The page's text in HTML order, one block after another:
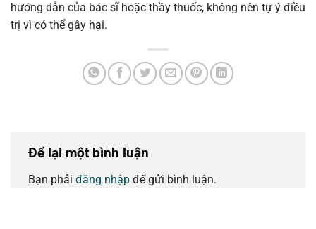
hướng dẫn của bác sĩ hoặc thầy thuốc, không nên tự ý điều
trị vì có thể gây hại.
Để lại một bình luận
Bạn phải đăng nhập để gửi bình luận.